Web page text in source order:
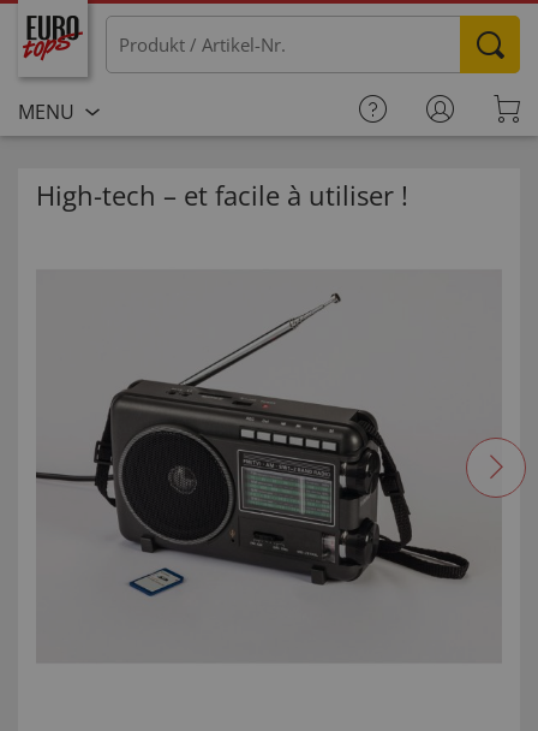
MENU
High-tech – et facile à utiliser !